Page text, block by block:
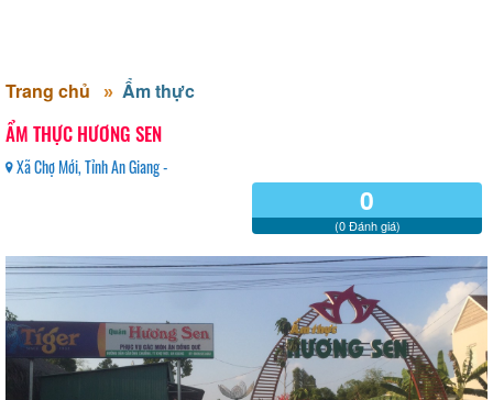
Trang chủ Ẩm thực
ẨM THỰC HƯƠNG SEN
Xã Chợ Mới, Tỉnh An Giang -
0
(0 Đánh giá)